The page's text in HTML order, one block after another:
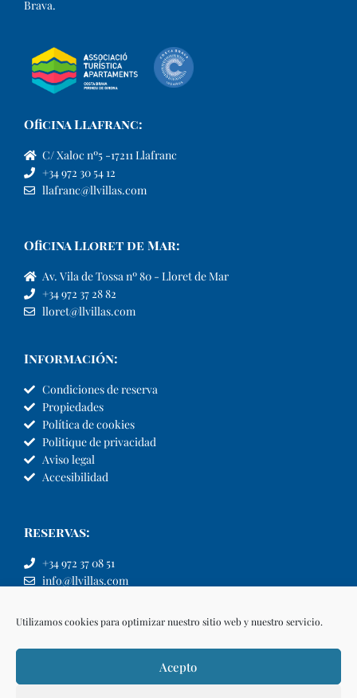
Utilizamos cookies para optimizar nuestro sitio web y nuestro servicio.
Acepto
Brava.​
Oficina Llafranc:
C/ Xaloc nº5 -17211 Llafranc
+34 972 30 54 12
llafranc@llvillas.com
Oficina Lloret de Mar:
Av. Vila de Tossa nº 80 - Lloret de Mar
+34 972 37 28 82
lloret@llvillas.com
Información:
Condiciones de reserva
Propiedades
Política de cookies
Politique de privacidad
Aviso legal
Accesibilidad
Reservas:
+34 972 37 08 51
info@llvillas.com